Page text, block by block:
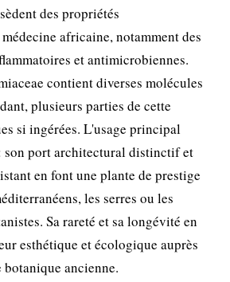
des propriétés
africaine, notamment des
et antimicrobiennes.
contient diverses molécules
plusieurs parties de cette
si ingérées. L'usage principal
son port architectural distinctif et
en font une plante de prestige
les serres ou les
Sa rareté et sa longévité en
esthétique et écologique auprès
botanique ancienne.